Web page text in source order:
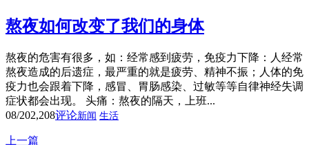
熬夜如何改变了我们的身体
熬夜的危害有很多，如：经常感到疲劳，免疫力下降：人经常
熬夜造成的后遗症，最严重的就是疲劳、精神不振；人体的免
疫力也会跟着下降，感冒、胃肠感染、过敏等等自律神经失调
症状都会出现。 头痛：熬夜的隔天，上班...
08/202,208评论新闻 生活
上一篇